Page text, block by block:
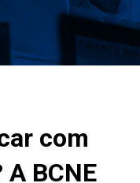
com
BCNE